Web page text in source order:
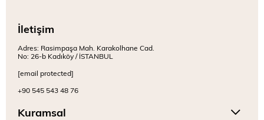
İletişim
Adres: Rasimpaşa Mah. Karakolhane Cad.
No: 26-b Kadıköy / İSTANBUL
[email protected]
+90 545 543 48 76
Kuramsal